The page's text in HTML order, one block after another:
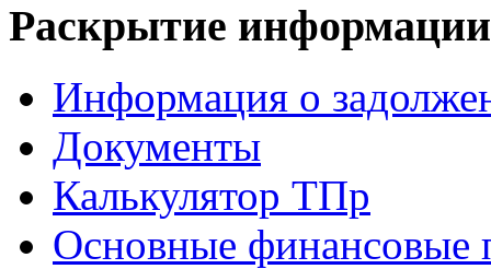
Раскрытие информации
Информация о
Документы
Калькулятор ТПр
Основные финансовые